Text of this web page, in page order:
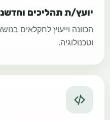
יועץ/ת תהליכים
הכוונה וייעוץ לחקלאים
וטכנולוגיה.